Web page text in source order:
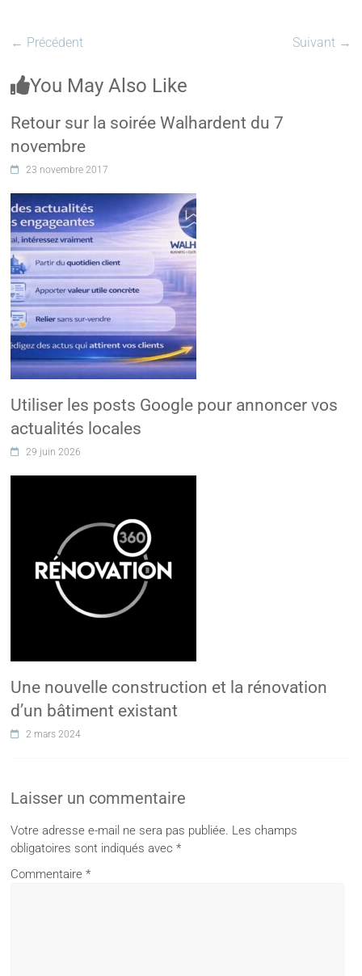
← Précédent Suivant →
You May Also Like
Retour sur la soirée Walhardent du 7
novembre
23 novembre 2017
Utiliser les posts Google pour annoncer vos
actualités locales
29 juin 2026
Une nouvelle construction et la rénovation
d’un bâtiment existant
2 mars 2024
Laisser un commentaire
Votre adresse e-mail ne sera pas publiée. Les champs
obligatoires sont indiqués avec*
Commentaire*